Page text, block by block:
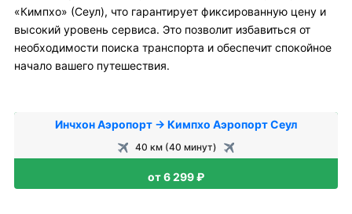
«Кимпхо» (Сеул), что гарантирует фиксированную цену и
высокий уровень сервиса. Это позволит избавиться от
необходимости поиска транспорта и обеспечит спокойное
начало вашего путешествия.
Инчхон Аэропорт → Кимпхо Аэропорт Сеул
40 км (40 минут)
от 6 299 ₽